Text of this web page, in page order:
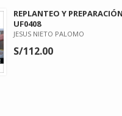
REPLANTEO Y
UF0408
JESUS NIETO PALOMO
S/112.00